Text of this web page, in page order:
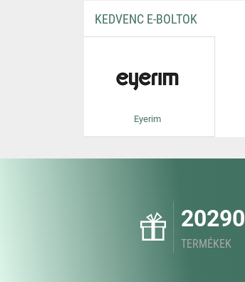
KEDVENC E-BOLTOK
Eyerim
20290
TERMÉKEK